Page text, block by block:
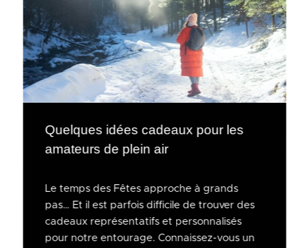
Quelques idées cadeaux pour les
amateurs de plein air
Le temps des Fêtes approche à grands
pas… Et il est parfois difficile de trouver des
cadeaux représentatifs et personnalisés
pour notre entourage. Connaissez-vous un